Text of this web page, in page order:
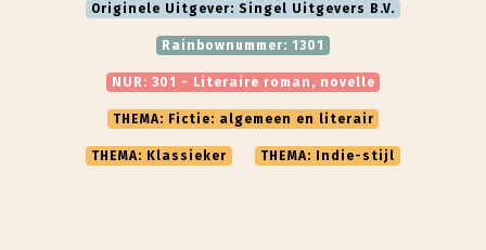
Originele Uitgever: Singel Uitgevers B.V.
Rainbownummer: 1301
NUR: 301 - Literaire roman, novelle
THEMA: Fictie: algemeen en literair
THEMA: Klassieker THEMA: Indie-stijl